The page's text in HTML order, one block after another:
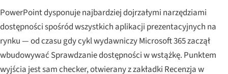
PowerPoint dysponuje najbardziej dojrzałymi narzędziami
dostępności spośród wszystkich aplikacji prezentacyjnych na
rynku — od czasu gdy cykl wydawniczy Microsoft 365 zaczął
wbudowywać Sprawdzanie dostępności w wstążkę. Punktem
wyjścia jest sam checker, otwierany z zakładki Recenzja w